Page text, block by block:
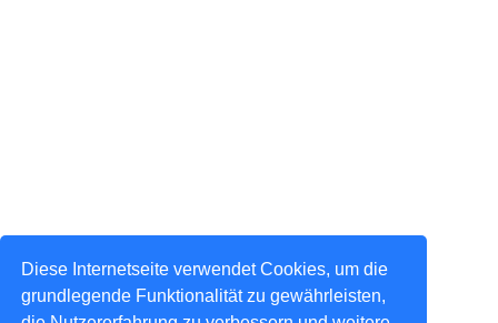
Diese Internetseite verwendet Cookies, um die
grundlegende Funktionalität zu gewährleisten,